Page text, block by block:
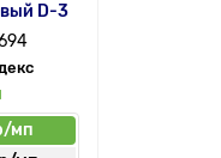
D-3
мп